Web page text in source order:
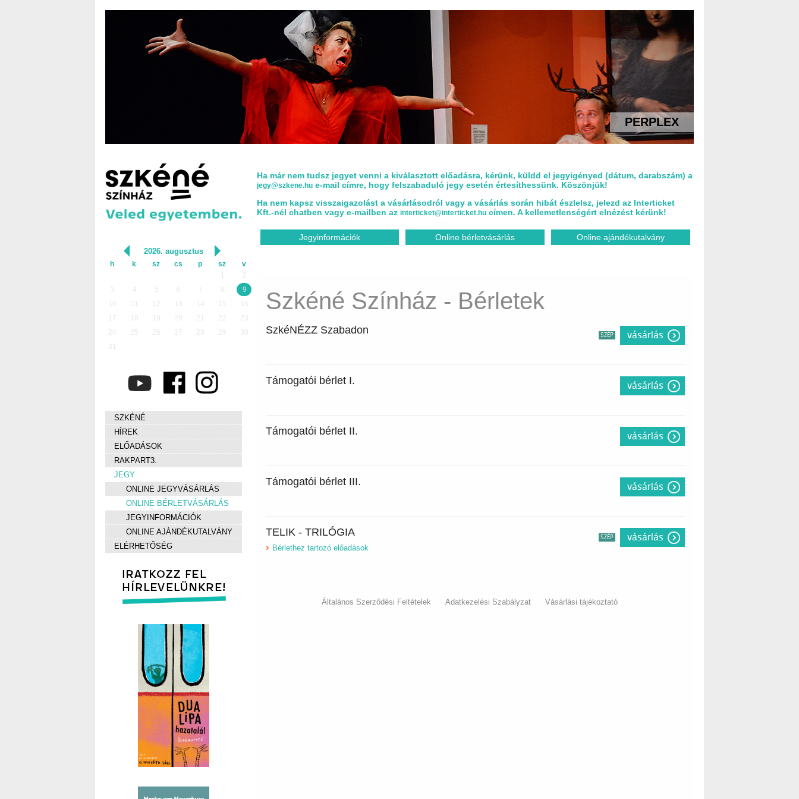
PERPLEX
2026. augusztus
h k sz cs p sz
v
2
3
5 6 7
9
12 13 15
16
17
19 20 21 22
23
24
25 26 27 28 29
30
31
SZKÉNÉ
HÍREK
ELŐADÁSOK
RAKPART3.
JEGY
ONLINE JEGYVÁSÁRLÁS
ONLINE BÉRLETVÁSÁRLÁS
JEGYINFORMÁCIÓK
ONLINE AJÁNDÉKUTALVÁNY
ELÉRHETŐSÉG
Ha már nem tudsz jegyet venni a kiválasztott előadásra, kérünk, küldd el jegyigényed (dátum, darabszám) a
jegy@szkene.hu e-mail címre, hogy felszabaduló jegy esetén értesíthessünk. Köszönjük!
Ha nem kapsz visszaigazolást a vásárlásodról vagy a vásárlás során hibát észlelsz, jelezd az Interticket
Kft.-nél chatben vagy e-mailben az interticket@interticket.hu címen. A kellemetlenségért elnézést kérünk!
Jegyinformációk Online bérletvásárlás Online ajándékutalvány